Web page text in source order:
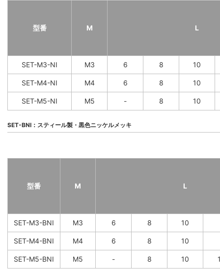
型番 M L
SET-M3-NI M3 6 8 10
SET-M4-NI M4 6 8 10
SET-M5-NI M5 - 8 10
SET-BNI：スティール製・黒色ニッケルメッキ
型番 M L
SET-M3-BNI M3 6 8 10
SET-M4-BNI M4 6 8 10
SET-M5-BNI M5 - 8 10